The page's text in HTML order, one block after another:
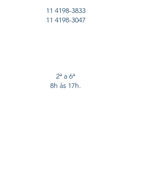
11 4198-3833
11 4198-3047
2ª a 6ª
8h às 17h.